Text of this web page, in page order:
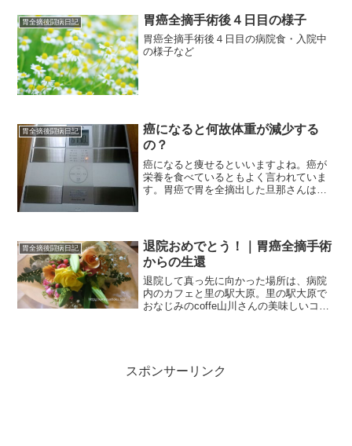
万8千人増え、...
胃全摘後闘病日記 胃癌全摘手術後４日目の様子
胃癌全摘手術後４日目の病院食・入院中
の様子など
胃全摘後闘病日記
癌になると何故体重が減少する
の？
癌になると痩せるといいますよね。癌が
栄養を食べているともよく言われていま
す。胃癌で胃を全摘出した旦那さんは、
うことだけではなく、癌の症状が無くて
も癌細胞の刺激や治療の影響で炎症性の
サイトカインという炎症を引き起こす物
質が過剰分泌することなどと関係がある
そうです。
胃全摘後闘病日記
退院おめでとう！｜胃癌全摘手術
からの生還
退院して真っ先に向かった場所は、病院
内のカフェと里の駅大原。里の駅大原で
おなじみのcoffe山川さんの美味しいコー
スポンサーリンク